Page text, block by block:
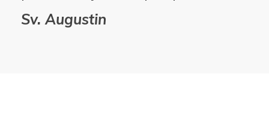
Sv. Augustin